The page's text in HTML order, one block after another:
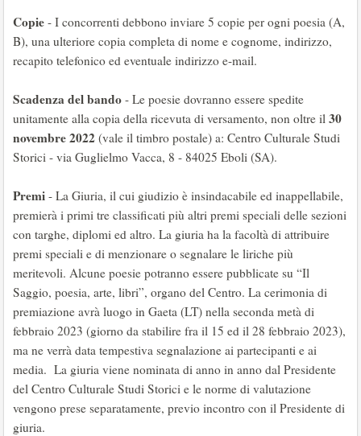
Copie - I concorrenti debbono inviare 5 copie per ogni poesia (A,
B), una ulteriore copia completa di nome e cognome, indirizzo,
recapito telefonico ed eventuale indirizzo e-mail.
Scadenza del bando - Le poesie dovranno essere spedite
unitamente alla copia della ricevuta di versamento, non oltre il 30
novembre 2022 (vale il timbro postale) a: Centro Culturale Studi
Storici - via Guglielmo Vacca, 8 - 84025 Eboli (SA).
Premi - La Giuria, il cui giudizio è insindacabile ed inappellabile,
premierà i primi tre classificati più altri premi speciali delle sezioni
con targhe, diplomi ed altro. La giuria ha la facoltà di attribuire
premi speciali e di menzionare o segnalare le liriche più
meritevoli. Alcune poesie potranno essere pubblicate su “Il
Saggio, poesia, arte, libri”, organo del Centro. La cerimonia di
premiazione avrà luogo in Gaeta (LT) nella seconda metà di
febbraio 2023 (giorno da stabilire fra il 15 ed il 28 febbraio 2023),
ma ne verrà data tempestiva segnalazione ai partecipanti e ai
media. La giuria viene nominata di anno in anno dal Presidente
del Centro Culturale Studi Storici e le norme di valutazione
vengono prese separatamente, previo incontro con il Presidente di
giuria.